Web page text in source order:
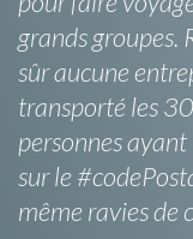
grands groupes.
sûr aucune
transporté les
personnes
sur le
même ravies de